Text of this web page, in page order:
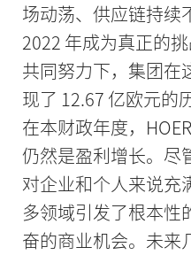
场动荡、供应链持续
2022 年成为真正的
共同努力下，集团在
现了 12.67 亿欧元的
在本财政年度，
仍然是盈利增长。尽
对企业和个人来说充
多领域引发了根本性
奋的商业机会。未来